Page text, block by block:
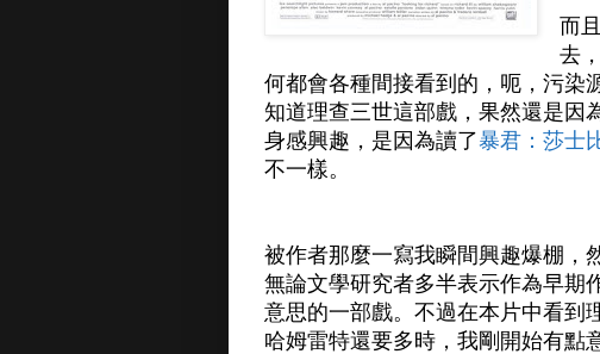
而
去
何都會各種間接看到的，呃，污染
知道理查三世這部戲，果然還是因
身感興趣，是因為讀了暴君：莎士
不一樣。
被作者那麼一寫我瞬間興趣爆棚
無論文學研究者多半表示作為早期
意思的一部戲。不過在本片中看到
哈姆雷特還要多時，我剛開始有點